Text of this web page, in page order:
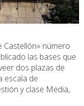
Castellón» número
las bases que
dos plazas de
escala de
y clase Media,